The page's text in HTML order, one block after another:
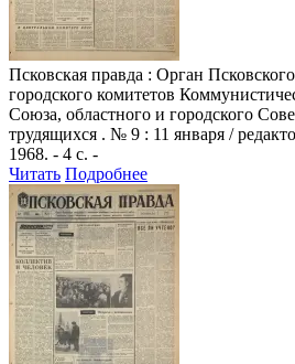
Псковская правда : Орган
городского комитетов
Союза, областного и городского
трудящихся . № 9 : 11 января /
1968. - 4 с. -
Читать Подробнее